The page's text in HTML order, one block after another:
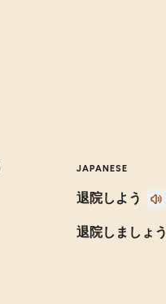
JAPANESE
退院しよう
退院しましょう